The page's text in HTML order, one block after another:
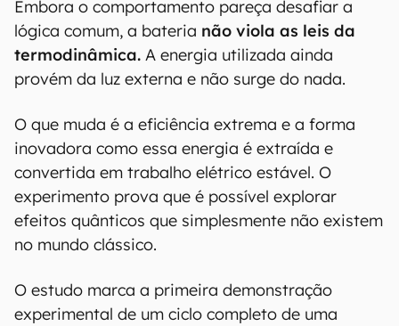
Embora o comportamento pareça desafiar a
lógica comum, a bateria não viola as leis da
termodinâmica. A energia utilizada ainda
provém da luz externa e não surge do nada.
O que muda é a eficiência extrema e a forma
inovadora como essa energia é extraída e
convertida em trabalho elétrico estável. O
experimento prova que é possível explorar
efeitos quânticos que simplesmente não existem
no mundo clássico.
O estudo marca a primeira demonstração
experimental de um ciclo completo de uma